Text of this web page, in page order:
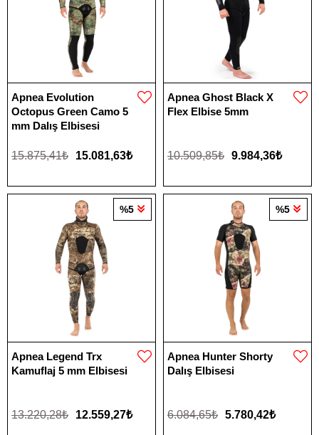
Apnea Evolution
Octopus Green Camo 5
mm Dalış Elbisesi
15.081,63₺
15.875,41₺
Apnea Ghost Black X
Flex Elbise 5mm
9.984,36₺
10.509,85₺
Apnea Legend Trx
Kamuflaj 5 mm Elbisesi
12.559,27₺
13.220,28₺
%5
Apnea Hunter Shorty
Dalış Elbisesi
5.780,42₺
6.084,65₺
%5